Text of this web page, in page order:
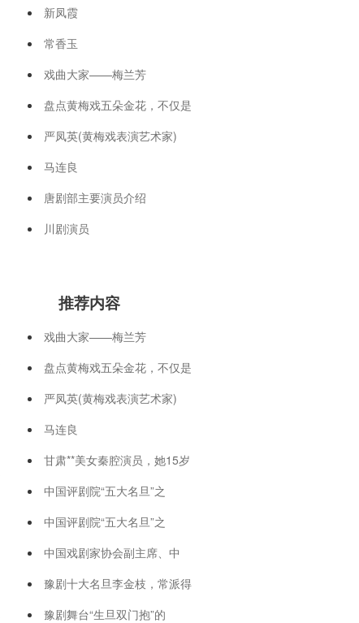
新凤霞
常香玉
戏曲大家——梅兰芳
盘点黄梅戏五朵金花，不仅是
严凤英(黄梅戏表演艺术家)
马连良
唐剧部主要演员介绍
川剧演员
推荐内容
戏曲大家——梅兰芳
盘点黄梅戏五朵金花，不仅是
严凤英(黄梅戏表演艺术家)
马连良
甘肃**美女秦腔演员，她15岁
中国评剧院“五大名旦”之
中国评剧院“五大名旦”之
中国戏剧家协会副主席、中
豫剧十大名旦李金枝，常派得
豫剧舞台“生旦双门抱”的